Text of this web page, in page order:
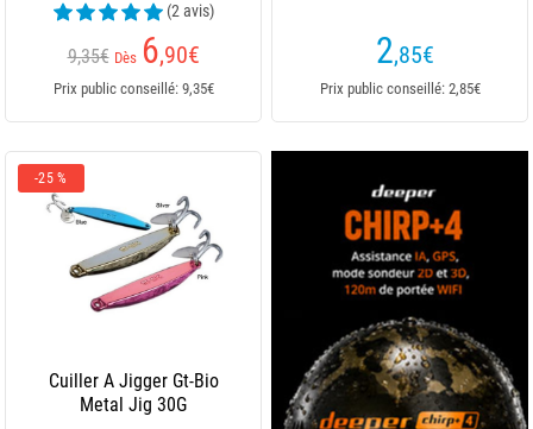
(2 avis)
9,35€ Dès 6,90€
Prix public conseillé: 9,35€
2,85€
Prix public conseillé: 2,85€
-25 %
Cuiller A Jigger Gt-Bio
Metal Jig 30G